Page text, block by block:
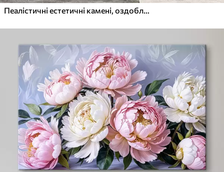
Пеалістичні естетичні камені, оздоблення будинку, природне освітлення